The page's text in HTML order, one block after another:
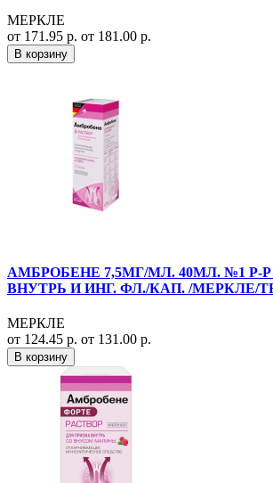
МЕРКЛЕ
от 171.95 р. от 181.00 р.
В корзину
АМБРОБЕНЕ 7,5МГ/МЛ. 40МЛ. №1 Р-
ВНУТРЬ И ИНГ. ФЛ./КАП. /МЕРКЛЕ/
МЕРКЛЕ
от 124.45 р. от 131.00 р.
В корзину